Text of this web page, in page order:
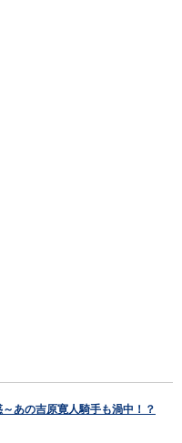
あの吉原寛人騎手も渦中！？